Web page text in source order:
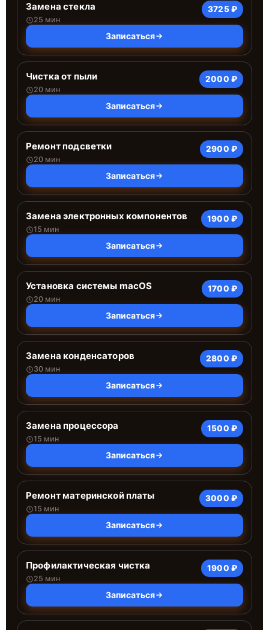
Замена стекла
25 мин
3725 ₽
Записаться
Чистка от пыли
20 мин
2000 ₽
Записаться
Ремонт подсветки
20 мин
2900 ₽
Записаться
Замена электронных компонентов
15 мин
1900 ₽
Записаться
Установка системы macOS
20 мин
1700 ₽
Записаться
Замена конденсаторов
30 мин
2800 ₽
Записаться
Замена процессора
15 мин
1500 ₽
Записаться
Ремонт материнской платы
15 мин
3000 ₽
Записаться
Профилактическая чистка
25 мин
1900 ₽
Записаться